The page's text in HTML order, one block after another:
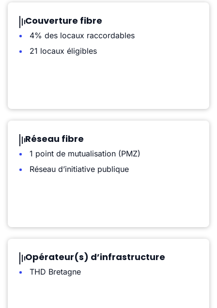
Couverture fibre
4% des locaux raccordables
21 locaux éligibles
Réseau fibre
1 point de mutualisation (PMZ)
Réseau d’initiative publique
Opérateur(s) d’infrastructure
THD Bretagne